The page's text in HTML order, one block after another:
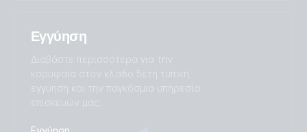
Εγγύηση
Διαβάστε περισσότερα για την
κορυφαία στον κλάδο 5ετή τυπική
εγγύηση και την παγκόσμια υπηρεσία
επισκευών μας.